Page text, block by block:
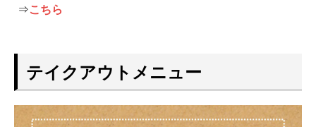
⇒こちら
テイクアウトメニュー